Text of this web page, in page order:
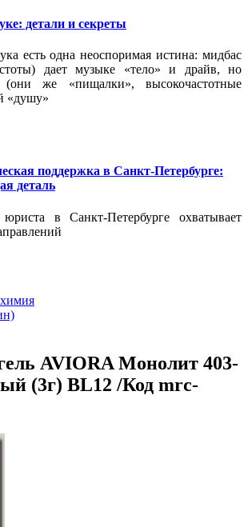
детали и секреты
есть одна неоспоримая истина: мидбас
дает музыке «тело» и драйв, но
же «пищалки», высокочастотные
«душу»
поддержка в Санкт-Петербурге:
деталь
юриста в Санкт-Петербурге охватывает
AVIORA Монолит 403-
(3г) BL12 /Код mrc-